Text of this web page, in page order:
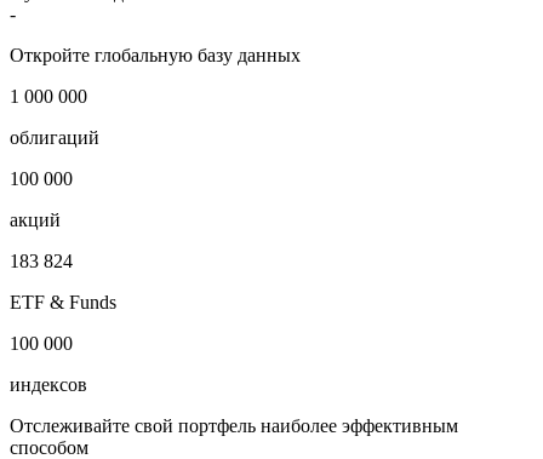
Банки
-
Откройте глобальную базу данных
1 000 000
облигаций
100 000
акций
183 824
ETF & Funds
100 000